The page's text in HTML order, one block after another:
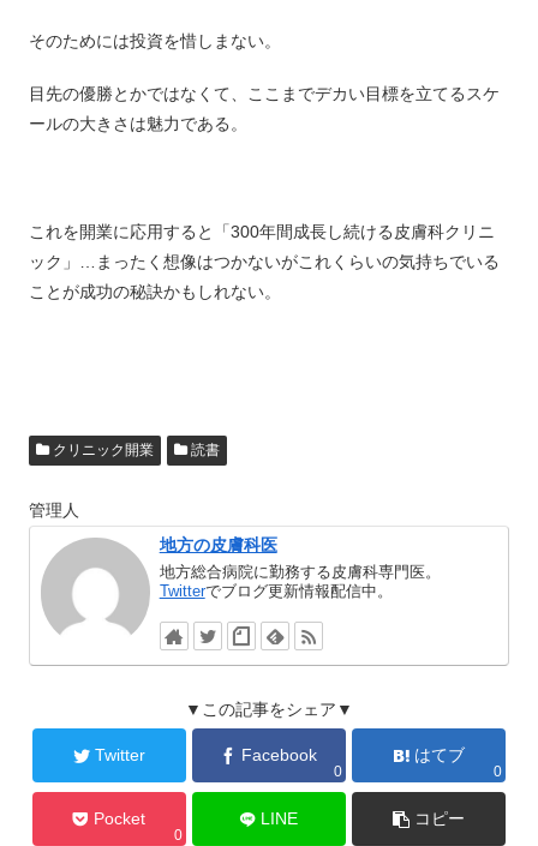
そのためには投資を惜しまない。
目先の優勝とかではなくて、ここまでデカい目標を立てるスケ
ールの大きさは魅力である。
これを開業に応用すると「300年間成長し続ける皮膚科クリニ
ック」…まったく想像はつかないがこれくらいの気持ちでいる
ことが成功の秘訣かもしれない。
クリニック開業 読書
管理人
地方の皮膚科医
地方総合病院に勤務する皮膚科専門医。
Twitterでブログ更新情報配信中。
▼この記事をシェア▼
Twitter Facebook
0
はてブ
0
Pocket
0
LINE コピー